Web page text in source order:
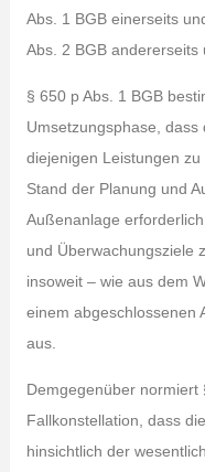
Abs. 1 BGB einerseits
Abs. 2 BGB andererseits
§ 650 p Abs. 1 BGB
Umsetzungsphase, dass
diejenigen Leistungen
Stand der Planung und
Außenanlage
und Überwachungsziele
insoweit – wie aus dem
einem abgeschlossenen
aus.
Demgegenüber normiert
Fallkonstellation, dass
hinsichtlich der